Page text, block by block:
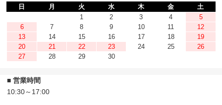
日
月 火 水 木 金
土
1
2 3 4
5
6
7 8 9 10 11
12
13
14 15 16 17 18
19
20
21 22 23 24 25
26
27
28 29 30
■ 営業時間
10:30～17:00